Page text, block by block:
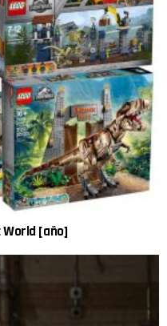
World [año]